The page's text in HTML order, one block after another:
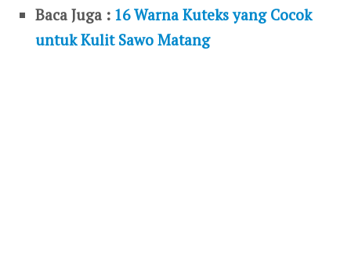
Baca Juga : 16 Warna Kuteks yang Cocok
untuk Kulit Sawo Matang